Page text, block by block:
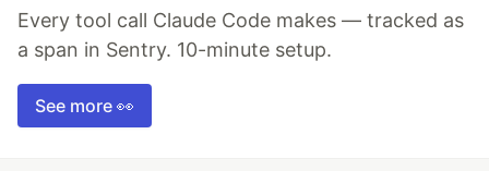
Every tool call Claude Code makes — tracked as
a span in Sentry. 10-minute setup.
See more 👀